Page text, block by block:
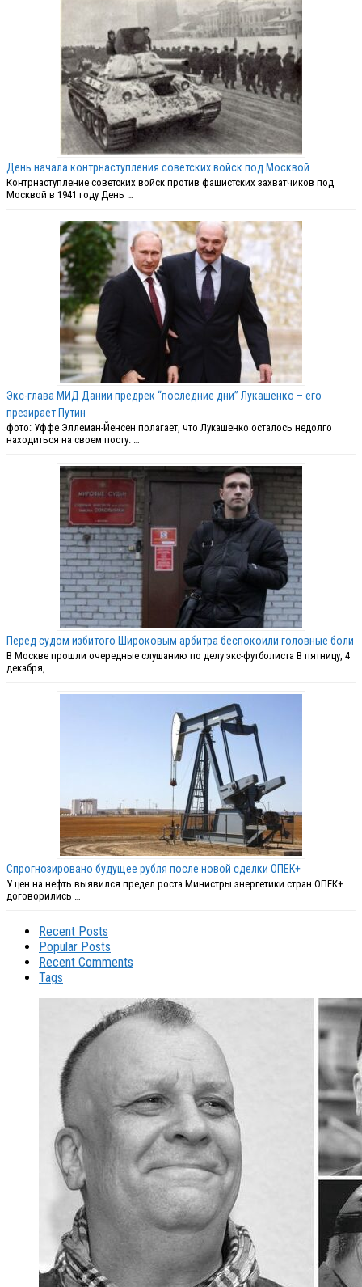
День начала контрнаступления советских войск под Москвой
Контрнаступление советских войск против фашистских захватчиков под
Москвой в 1941 году День …
Экс-глава МИД Дании предрек “последние дни” Лукашенко – его
презирает Путин
фото: Уффе Эллеман-Йенсен полагает, что Лукашенко осталось недолго
находиться на своем посту. …
Перед судом избитого Широковым арбитра беспокоили головные боли
В Москве прошли очередные слушанию по делу экс-футболиста В пятницу, 4
декабря, …
Спрогнозировано будущее рубля после новой сделки ОПЕК+
У цен на нефть выявился предел роста Министры энергетики стран ОПЕК+
договорились …
Recent Posts
Popular Posts
Recent Comments
Tags